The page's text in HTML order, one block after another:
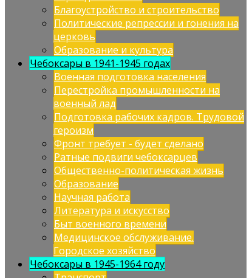
Благоустройство и строительство
Политические репрессии и гонения на
церковь
Образование и культура
Чебоксары в 1941-1945 годах
Военная подготовка населения
Перестройка промышленности на
военный лад
Подготовка рабочих кадров. Трудовой
героизм
Фронт требует - будет сделано
Ратные подвиги чебоксарцев
Общественно-политическая жизнь
Образование
Научная работа
Литература и искусство
Быт военного времени
Медицинское обслуживание.
Городское хозяйство
Чебоксары в 1945-1964 году